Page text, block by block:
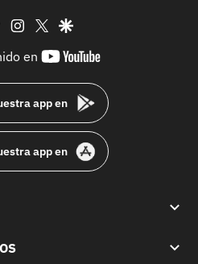
tiktok instagram
twittergoogle
en
youtube-
app en
app en